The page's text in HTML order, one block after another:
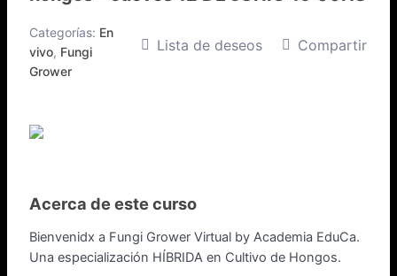
Categorías: En
vivo, Fungi
Grower
Lista de deseos Compartir
Acerca de este curso
Bienvenidx a Fungi Grower Virtual by Academia EduCa.
Una especialización HÍBRIDA en Cultivo de Hongos.